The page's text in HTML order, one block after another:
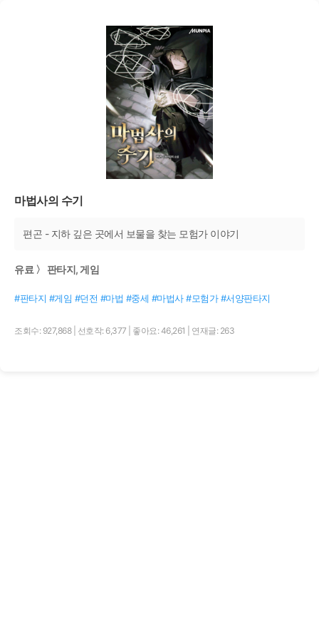
마법사의 수기
편곤 - 지하 깊은 곳에서 보물을 찾는 모험가 이야기
유료 〉 판타지, 게임
#판타지 #게임 #던전 #마법 #중세 #마법사 #모험가 #서양판타지
조회수: 927,868 선호작: 6,377 좋아요: 46,261 연재글: 263